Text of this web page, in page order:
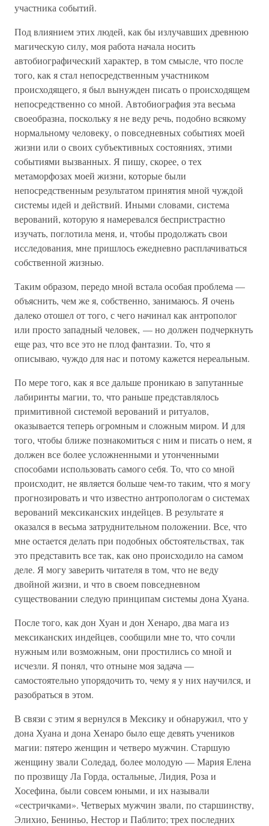
участника событий.
Под влиянием этих людей, как бы излучавших древнюю
магическую силу, моя работа начала носить
автобиографический характер, в том смысле, что после
того, как я стал непосредственным участником
происходящего, я был вынужден писать о происходящем
непосредственно со мной. Автобиография эта весьма
своеобразна, поскольку я не веду речь, подобно всякому
нормальному человеку, о повседневных событиях моей
жизни или о своих субъективных состояниях, этими
событиями вызванных. Я пишу, скорее, о тех
метаморфозах моей жизни, которые были
непосредственным результатом принятия мной чуждой
системы идей и действий. Иными словами, система
верований, которую я намеревался беспристрастно
изучать, поглотила меня, и, чтобы продолжать свои
исследования, мне пришлось ежедневно расплачиваться
собственной жизнью.
Таким образом, передо мной встала особая проблема —
объяснить, чем же я, собственно, занимаюсь. Я очень
далеко отошел от того, с чего начинал как антрополог
или просто западный человек, — но должен подчеркнуть
еще раз, что все это не плод фантазии. То, что я
описываю, чуждо для нас и потому кажется нереальным.
По мере того, как я все дальше проникаю в запутанные
лабиринты магии, то, что раньше представлялось
примитивной системой верований и ритуалов,
оказывается теперь огромным и сложным миром. И для
того, чтобы ближе познакомиться с ним и писать о нем, я
должен все более усложненными и утонченными
способами использовать самого себя. То, что со мной
происходит, не является больше чем-то таким, что я могу
прогнозировать и что известно антропологам о системах
верований мексиканских индейцев. В результате я
оказался в весьма затруднительном положении. Все, что
мне остается делать при подобных обстоятельствах, так
это представить все так, как оно происходило на самом
деле. Я могу заверить читателя в том, что не веду
двойной жизни, и что в своем повседневном
существовании следую принципам системы дона Хуана.
После того, как дон Хуан и дон Хенаро, два мага из
мексиканских индейцев, сообщили мне то, что сочли
нужным или возможным, они простились со мной и
исчезли. Я понял, что отныне моя задача —
самостоятельно упорядочить то, чему я у них научился, и
разобраться в этом.
В связи с этим я вернулся в Мексику и обнаружил, что у
дона Хуана и дона Хенаро было еще девять учеников
магии: пятеро женщин и четверо мужчин. Старшую
женщину звали Соледад, более молодую — Мария Елена
по прозвищу Ла Горда, остальные, Лидия, Роза и
Хосефина, были совсем юными, и их называли
«сестричками». Четверых мужчин звали, по старшинству,
Элихио, Бениньо, Нестор и Паблито; трех последних